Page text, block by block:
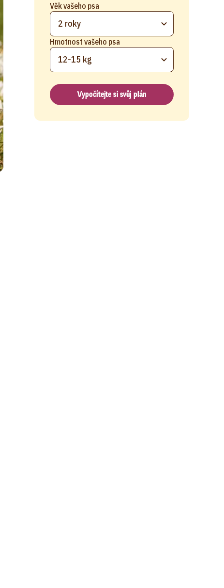
Věk vašeho psa
2 roky
Hmotnost vašeho psa
12-15 kg
Vypočítejte si svůj plán